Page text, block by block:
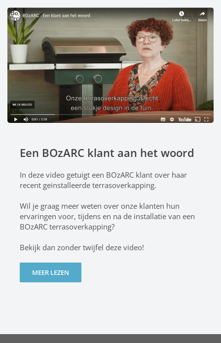
Een BOzARC klant aan het woord
In deze video getuigt een BOzARC klant over haar
recent geinstalleerde terrasoverkapping.
Wil je graag meer weten over onze klanten hun
ervaringen voor, tijdens en na de installatie van een
BOzARC terrasoverkapping?
Bekijk dan zonder twijfel deze video!
MEER LEZEN